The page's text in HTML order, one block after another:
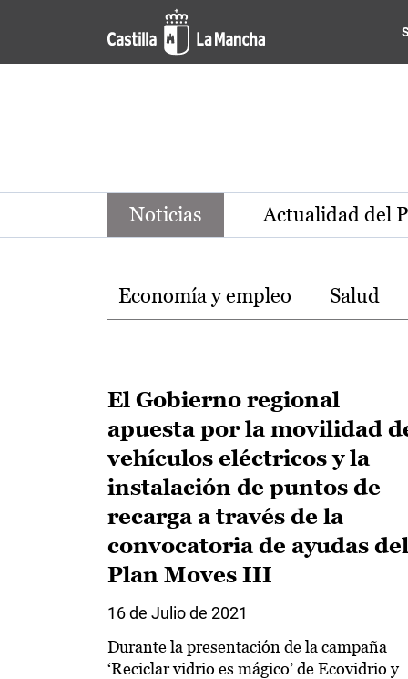
Pasar al contenido principal
Noticias de la región de
Noticias Actualidad del
Temas
Economía y empleo Salud
El Gobierno regional
apuesta por la movilidad
vehículos eléctricos y la
instalación de puntos de
recarga a través de la
convocatoria de ayudas del
Plan Moves III
16 de Julio de 2021
Durante la presentación de la campaña
‘Reciclar vidrio es mágico’ de Ecovidrio y